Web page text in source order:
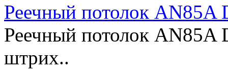
Реечный потолок AN85A
Реечный потолок AN85A
штрих..